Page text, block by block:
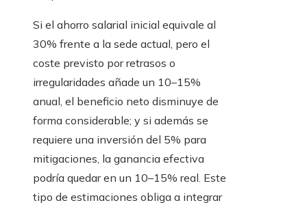
Si el ahorro salarial inicial equivale al
30% frente a la sede actual, pero el
coste previsto por retrasos o
irregularidades añade un 10–15%
anual, el beneficio neto disminuye de
forma considerable; y si además se
requiere una inversión del 5% para
mitigaciones, la ganancia efectiva
podría quedar en un 10–15% real. Este
tipo de estimaciones obliga a integrar